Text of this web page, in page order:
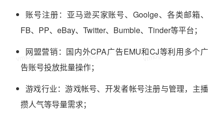
账号注册：亚马逊买家账号、Goolge、各类邮箱、
FB、PP、eBay、Twitter、Bumble、Tinder等平台；
网盟营销：国内外CPA广告EMU和CJ等利用多个广
告账号投放批量操作；
游戏行业：游戏帐号、开发者帐号注册与管理，主播
攒人气等导量需求；
vmlogin.cc vmlogin.cc vmlogin.cc